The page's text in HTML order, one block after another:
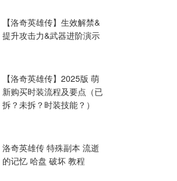
【洛奇英雄传】生效解禁&
提升攻击力&武器进阶演示
【洛奇英雄传】2025版 萌
新购买时装流程及要点（已
拆？未拆？时装技能？）
洛奇英雄传 特殊副本 流逝
的记忆 哈盘 破坏 教程